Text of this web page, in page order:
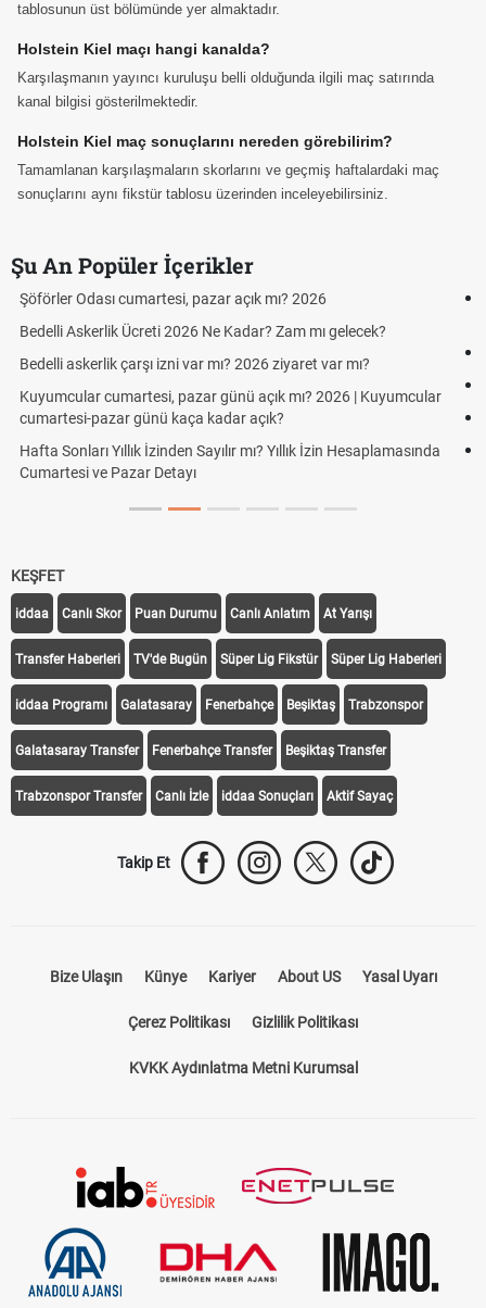
tablosunun üst bölümünde yer almaktadır.
Holstein Kiel maçı hangi kanalda?
Karşılaşmanın yayıncı kuruluşu belli olduğunda ilgili maç satırında
kanal bilgisi gösterilmektedir.
Holstein Kiel maç sonuçlarını nereden görebilirim?
Tamamlanan karşılaşmaların skorlarını ve geçmiş haftalardaki maç
sonuçlarını aynı fikstür tablosu üzerinden inceleyebilirsiniz.
Şu An Popüler İçerikler
Aras Kargo Cumartesi-pazar açık mı? 2026 Aras Kargo
Cumartesi çalışma saatleri!
Türkiye'de Transfer Dönemi Ne Zaman Başlıyor ve Bitiyor?
TFF Yabancı Oyuncu Kuralı Nedir? Güncel Sezonda Nasıl
Uygulanıyor?
KEŞFET
iddaa Canlı Skor Puan Durumu Canlı Anlatım At Yarışı
Transfer Haberleri TV'de Bugün Süper Lig Fikstür Süper Lig Haberleri
iddaa Programı Galatasaray Fenerbahçe Beşiktaş Trabzonspor
Galatasaray Transfer Fenerbahçe Transfer Beşiktaş Transfer
Trabzonspor Transfer Canlı İzle iddaa Sonuçları Aktif Sayaç
Takip Et
Bize Ulaşın Künye Kariyer About US Yasal Uyarı
Çerez Politikası Gizlilik Politikası
KVKK Aydınlatma Metni Kurumsal